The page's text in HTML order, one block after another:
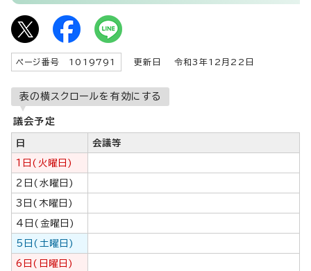
ページ番号 1019791 更新日 令和3年12月22日
表の横スクロールを有効にする
議会予定
日 会議等
1日(火曜日)
2日(水曜日)
3日(木曜日)
4日(金曜日)
5日(土曜日)
6日(日曜日)